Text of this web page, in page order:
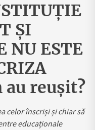
ȘI
NU ESTE
au reușit?
celor înscriși și chiar să
educaționale